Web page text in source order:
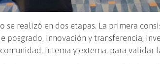
se realizó en dos etapas. La primera
posgrado, innovación y transferencia,
interna y externa, para validar